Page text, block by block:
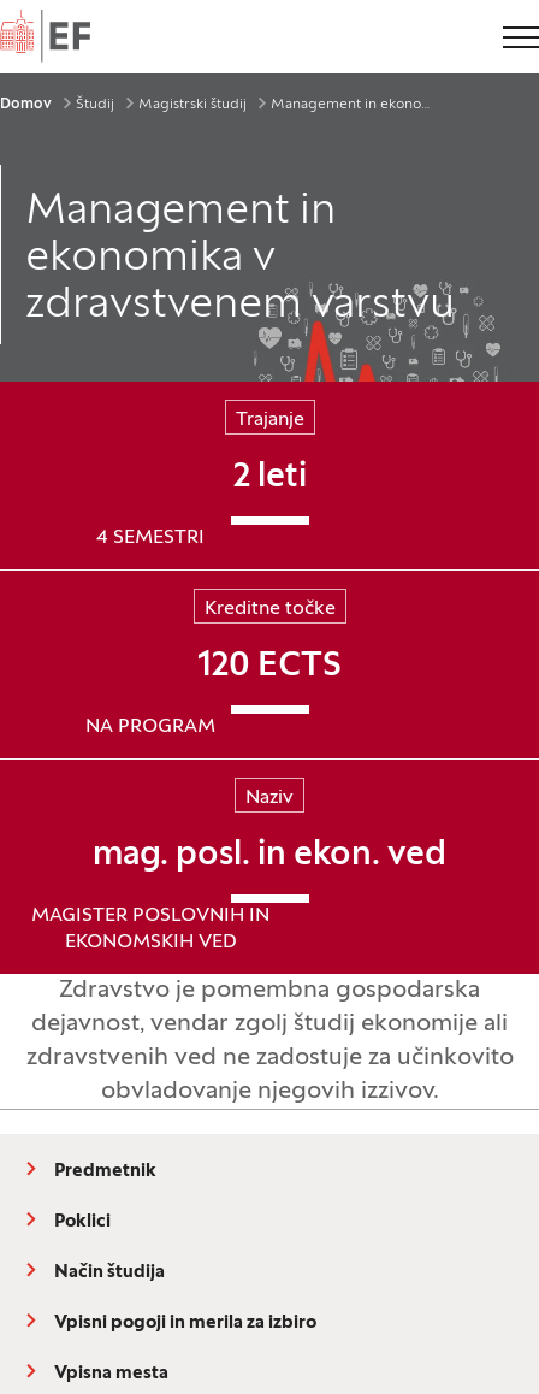
Domov
Drobtinice
Domov Študij Magistrski študij Management in ekonomika v zdravstvenem varstvu
Management in
ekonomika v
zdravstvenem varstvu
Trajanje
2 leti
4 SEMESTRI
Kreditne točke
120 ECTS
NA PROGRAM
Naziv
mag. posl. in ekon. ved
MAGISTER POSLOVNIH IN
EKONOMSKIH VED
Zdravstvo je pomembna gospodarska
dejavnost, vendar zgolj študij ekonomije ali
zdravstvenih ved ne zadostuje za učinkovito
obvladovanje njegovih izzivov.
Predmetnik
Poklici
Način študija
Vpisni pogoji in merila za izbiro
Vpisna mesta